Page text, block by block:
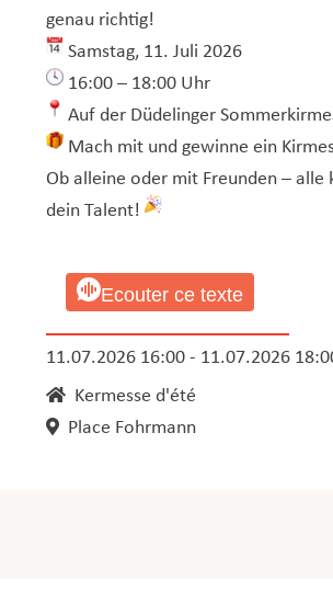
genau richtig!
Samstag, 11. Juli 2026
16:00 – 18:00 Uhr
Auf der Düdelinger
Mach mit und gewinne ein
Ob alleine oder mit Freunden –
dein Talent!
Ecouter ce texte
11.07.2026 16:00 - 11.07.2026
Kermesse d'été
Place Fohrmann